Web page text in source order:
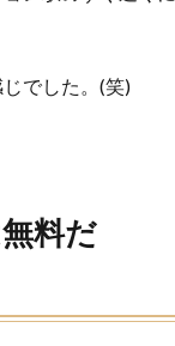
でした。(笑)
料だ